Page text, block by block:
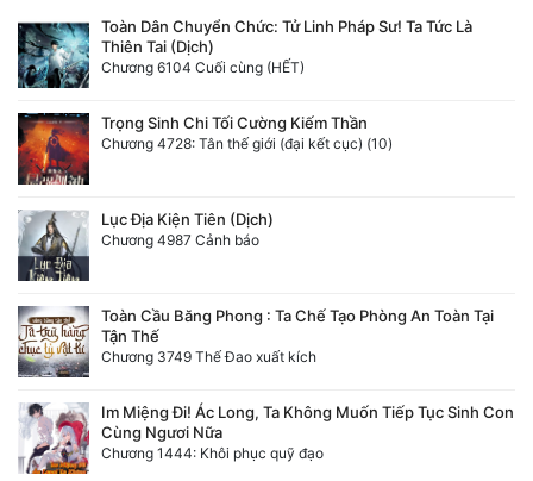
Toàn Dân Chuyển Chức: Tử Linh Pháp Sư! Ta Tức Là
Thiên Tai (Dịch)
Chương 6104 Cuối cùng (HẾT)
Trọng Sinh Chi Tối Cường Kiếm Thần
Chương 4728: Tân thế giới (đại kết cục) (10)
Lục Địa Kiện Tiên (Dịch)
Chương 4987 Cảnh báo
Toàn Cầu Băng Phong : Ta Chế Tạo Phòng An Toàn Tại
Tận Thế
Chương 3749 Thế Đao xuất kích
Im Miệng Đi! Ác Long, Ta Không Muốn Tiếp Tục Sinh Con
Cùng Ngươi Nữa
Chương 1444: Khôi phục quỹ đạo